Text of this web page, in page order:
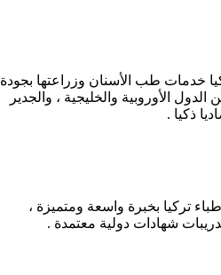
خدمات طب الأسنان وزراعتها بجودة
الأوروبية والخليجية ، والجدير
ذكيا .
تركيا بخبرة واسعة ومتميزة ،
شهادات دولية معتمدة .